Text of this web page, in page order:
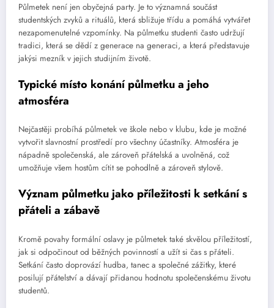
Půlmetek není jen obyčejná party. Je to významná součást
studentských zvyků a rituálů, která sbližuje třídu a pomáhá vytvářet
nezapomenutelné vzpomínky. Na půlmetku studenti často udržují
tradici, která se dědí z generace na generaci, a která představuje
jakýsi mezník v jejich studijním životě.
Typické místo konání půlmetku a jeho
atmosféra
Nejčastěji probíhá půlmetek ve škole nebo v klubu, kde je možné
vytvořit slavnostní prostředí pro všechny účastníky. Atmosféra je
nápadně společenská, ale zároveň přátelská a uvolněná, což
umožňuje všem hostům cítit se pohodlně a zároveň stylově.
Význam půlmetku jako příležitosti k setkání s
přáteli a zábavě
Kromě povahy formální oslavy je půlmetek také skvělou příležitostí,
jak si odpočinout od běžných povinností a užít si čas s přáteli.
Setkání často doprovází hudba, tanec a společné zážitky, které
posilují přátelství a dávají přidanou hodnotu společenskému životu
studentů.